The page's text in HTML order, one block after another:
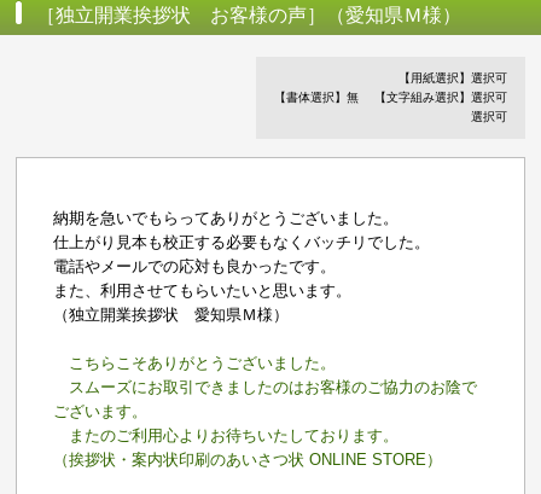
［独立開業挨拶状 お客様の声］（愛知県Ｍ様）
【用紙選択】選択可
【書体選択】無
【文字組み選択】選択可
選択可
納期を急いでもらってありがとうございました。
仕上がり見本も校正する必要もなくバッチリでした。
電話やメールでの応対も良かったです。
また、利用させてもらいたいと思います。
（独立開業挨拶状 愛知県Ｍ様）
こちらこそありがとうございました。
スムーズにお取引できましたのはお客様のご協力のお陰で
ございます。
またのご利用心よりお待ちいたしております。
（挨拶状・案内状印刷のあいさつ状 ONLINE STORE）